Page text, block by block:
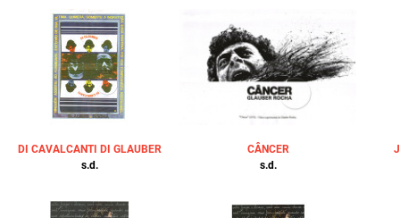
DI CAVALCANTI DI GLAUBER
s.d.
CÂNCER
s.d.